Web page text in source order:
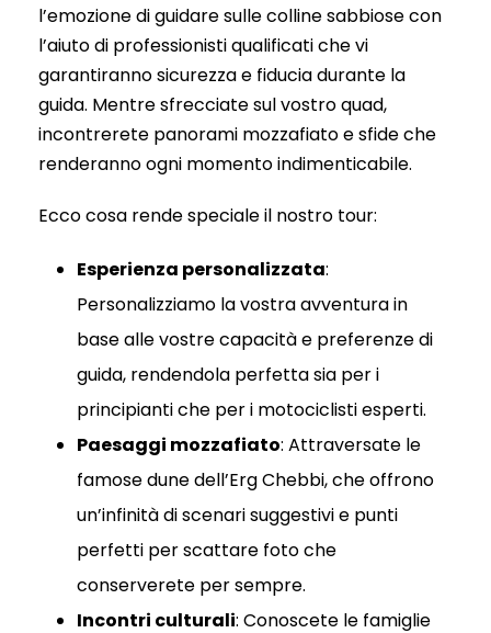
l’emozione di guidare sulle colline sabbiose con
l’aiuto di professionisti qualificati che vi
garantiranno sicurezza e fiducia durante la
guida. Mentre sfrecciate sul vostro quad,
incontrerete panorami mozzafiato e sfide che
renderanno ogni momento indimenticabile.
Ecco cosa rende speciale il nostro tour:
Esperienza personalizzata:
Personalizziamo la vostra avventura in
base alle vostre capacità e preferenze di
guida, rendendola perfetta sia per i
principianti che per i motociclisti esperti.
Paesaggi mozzafiato: Attraversate le
famose dune dell’Erg Chebbi, che offrono
un’infinità di scenari suggestivi e punti
perfetti per scattare foto che
conserverete per sempre.
Incontri culturali: Conoscete le famiglie